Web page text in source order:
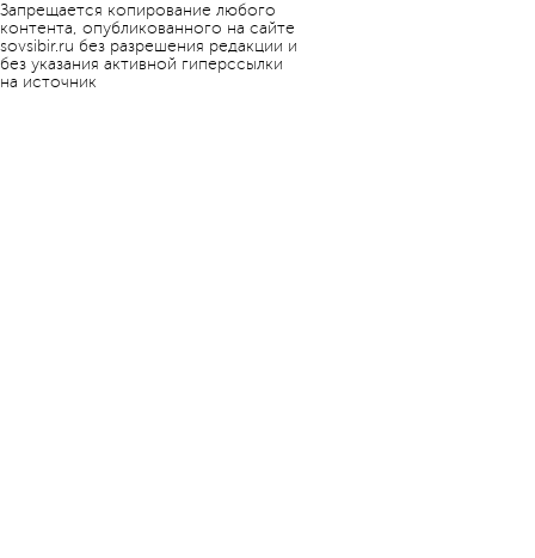
Запрещается копирование любого
контента, опубликованного на сайте
sovsibir.ru без разрешения редакции и
без указания активной гиперссылки
на источник